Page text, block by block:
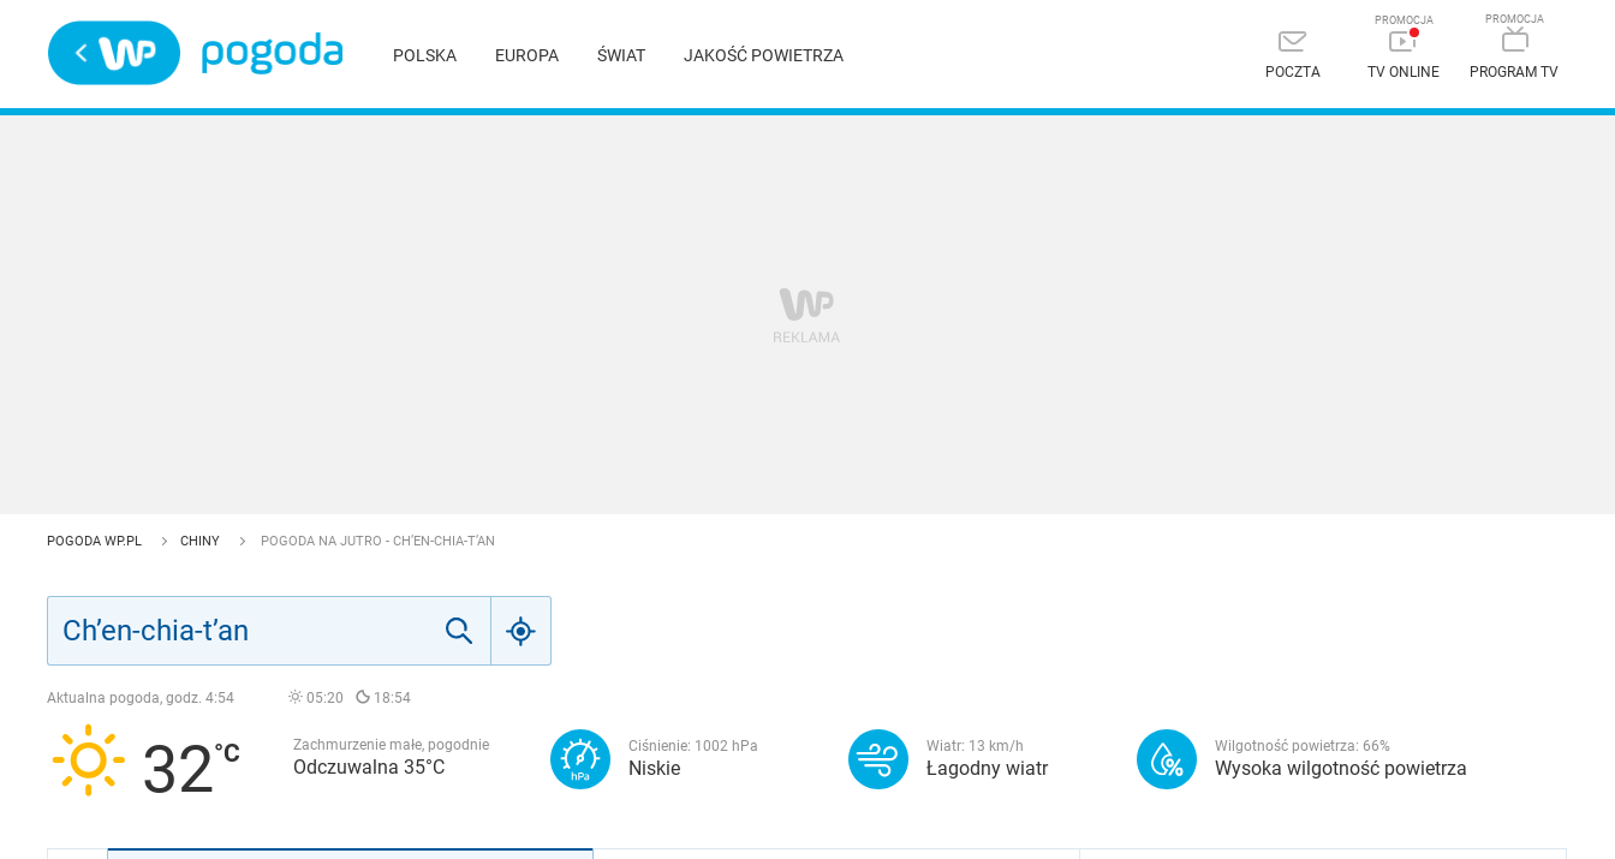
POLSKA EUROPA ŚWIAT JAKOŚĆ POWIETRZA
POCZTA TV ONLINE PROGRAM TV
POGODA WP.PL CHINY POGODA NA JUTRO - CH’EN-CHIA-T’AN
Aktualna pogoda, godz. 4:54 05:20 18:54
32 Zachmurzenie małe, pogodnie
Odczuwalna 35°C
Ciśnienie: 1002 hPa
Niskie
Wiatr: 13 km/h
Łagodny wiatr
Wilgotność powietrza: 66%
Wysoka wilgotność powietrza